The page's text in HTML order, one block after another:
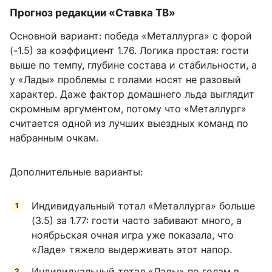
Прогноз редакции «Ставка ТВ»
Основной вариант: победа «Металлурга» с форой
(-1.5) за коэффициент 1.76. Логика простая: гости
выше по темпу, глубине состава и стабильности, а
у «Лады» проблемы с голами носят не разовый
характер. Даже фактор домашнего льда выглядит
скромным аргументом, потому что «Металлург»
считается одной из лучших выездных команд по
набранным очкам.
Дополнительные варианты:
Индивидуальный тотал «Металлурга» больше
(3.5) за 1.77: гости часто забивают много, а
ноябрьская очная игра уже показала, что
«Ладе» тяжело выдерживать этот напор.